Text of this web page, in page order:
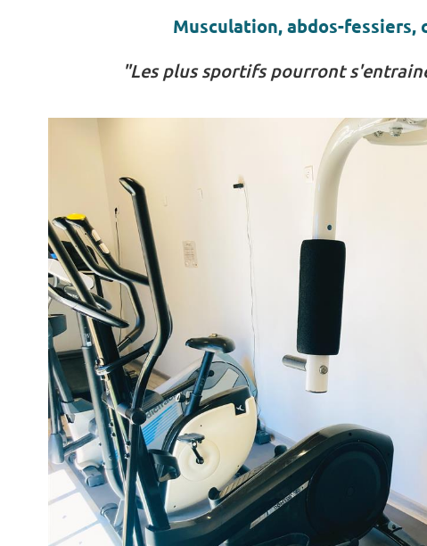
Musculation, abdos-fessiers,
"Les plus sportifs pourront